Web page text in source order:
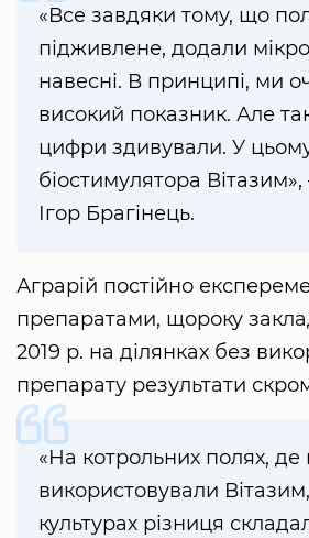
«Все завдяки тому, що
підживлене, додали
навесні. В принципі, ми
високий показник. Але
цифри здивували. У цьому
біостимулятора
Ігор Брагінець.
Аграрій постійно
препаратами, щороку
2019 р. на ділянках без
препарату результати
«На котрольних полях, де
використовували
культурах різниця